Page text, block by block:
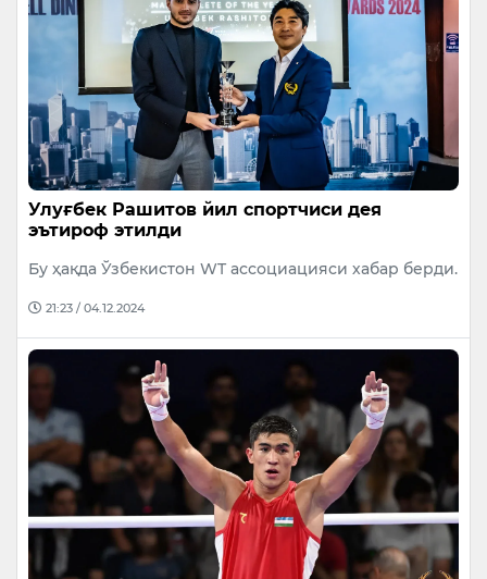
Улуғбек Рашитов йил спортчиси дея
эътироф этилди
Бу ҳақда Ўзбекистон WT ассоциацияси хабар берди.
21:23 / 04.12.2024